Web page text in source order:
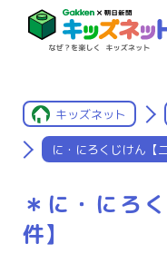
キッズネット
に・にろくじけん【
＊に・にろ
件】